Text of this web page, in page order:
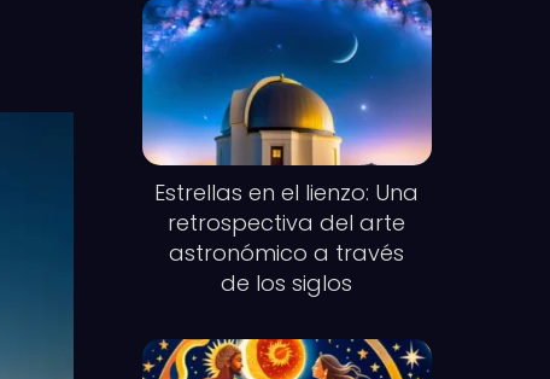
Estrellas en el lienzo: Una
retrospectiva del arte
astronómico a través
de los siglos